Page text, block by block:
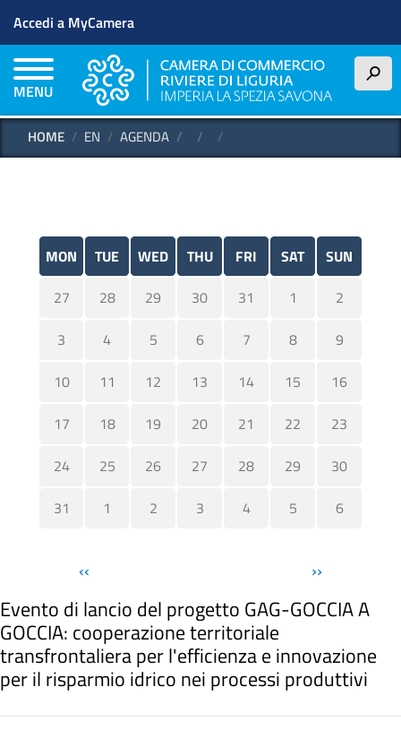
Menu profilo utente
Accedi a MyCamera
MENU
h
HOME EN AGENDA
MON TUE WED THU FRI SAT
SUN
27
28 29 30 31 1
2
3
4 5 6 7 8
9
10
11 12 13 14 15
16
17
18 19 20 21 22
23
24
25 26 27 28 29
30
31
1 2 3 4 5 6
‹‹ ››
Evento di lancio del progetto GAG-GOCCIA A
GOCCIA: cooperazione territoriale
transfrontaliera per l'efficienza e innovazione
per il risparmio idrico nei processi produttivi